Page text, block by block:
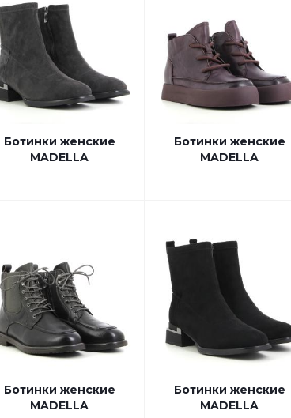
Ботинки женские
MADELLA
Ботинки женские
MADELLA
Ботинки женские
MADELLA
Ботинки женские
MADELLA